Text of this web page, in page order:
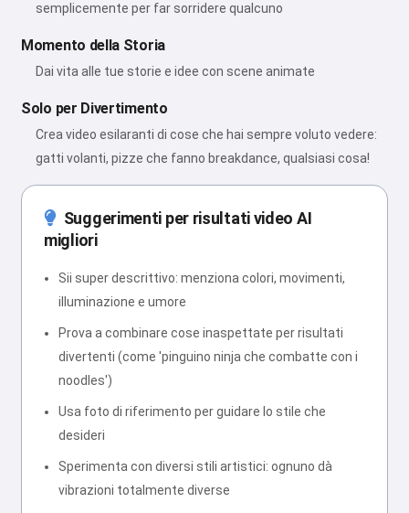
semplicemente per far sorridere qualcuno
Momento della Storia
Dai vita alle tue storie e idee con scene animate
Solo per Divertimento
Crea video esilaranti di cose che hai sempre voluto vedere:
gatti volanti, pizze che fanno breakdance, qualsiasi cosa!
Suggerimenti per risultati video AI
migliori
Sii super descrittivo: menziona colori, movimenti,
illuminazione e umore
Prova a combinare cose inaspettate per risultati
divertenti (come 'pinguino ninja che combatte con i
noodles')
Usa foto di riferimento per guidare lo stile che
desideri
Sperimenta con diversi stili artistici: ognuno dà
vibrazioni totalmente diverse